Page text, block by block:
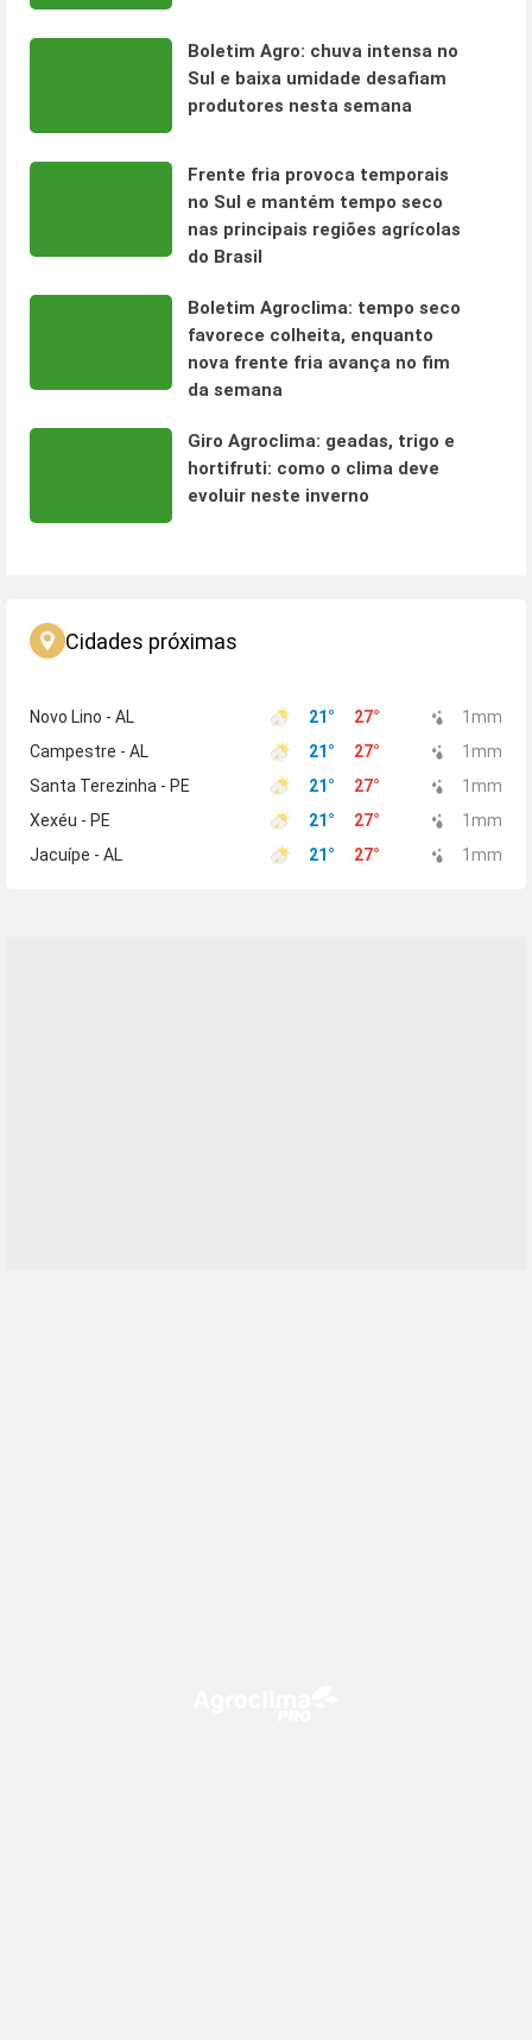
Boletim Agro: chuva intensa no
Sul e baixa umidade desafiam
produtores nesta semana
Frente fria provoca temporais
no Sul e mantém tempo seco
nas principais regiões agrícolas
do Brasil
Boletim Agroclima: tempo seco
favorece colheita, enquanto
nova frente fria avança no fim
da semana
Giro Agroclima: geadas, trigo e
hortifruti: como o clima deve
evoluir neste inverno
Cidades próximas
Novo Lino - AL 21° 27° 1 mm
Campestre - AL
21° 27° 1 mm
Santa Terezinha - PE
21° 27° 1 mm
Xexéu - PE
21° 27° 1 mm
Jacuípe - AL
21° 27° 1 mm